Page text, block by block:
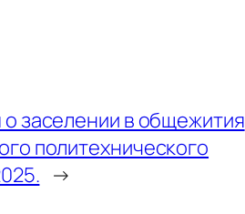
заселении в общежития
политехнического
→